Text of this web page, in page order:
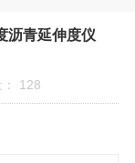
沥青延伸度仪
128